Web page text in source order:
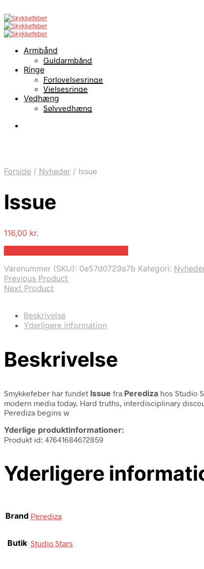
Armbånd
Guldarmbånd
Ringe
Forlovelsesringe
Vielsesringe
Vedhæng
Sølvvedhæng
Forside / Nyheder / Issue
Issue
116,00 kr.
Varenummer (SKU): 0e57d0729a7b Kategori:
Previous Product
Next Product
Beskrivelse
Yderligere information
Beskrivelse
Smykkefeber har fundet Issue fra Perediza hos Studio
modern media today. Hard truths, interdisciplinary
Perediza begins w
Yderlige produktinformationer:
Produkt id: 47641684672859
Yderligere
Brand Perediza
Butik Studio Stars